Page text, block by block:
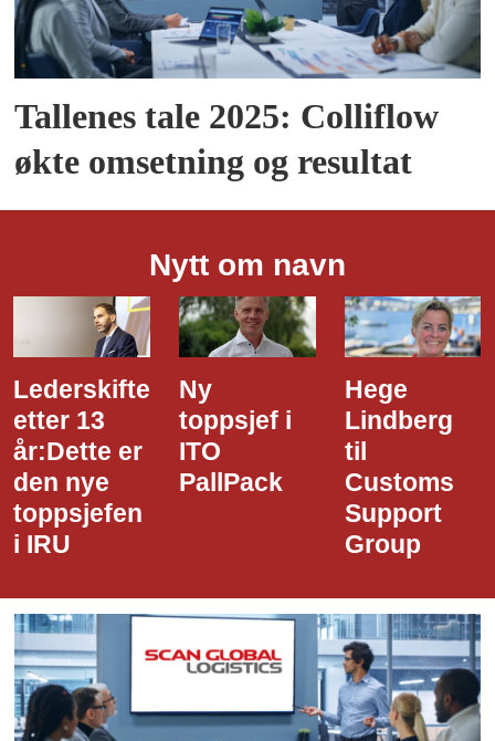
Tallenes tale 2025: Colliflow
økte omsetning og resultat
Nytt om navn
Lederskifte
etter 13
år:Dette er
den nye
toppsjefen
i IRU
Ny
toppsjef i
ITO
PallPack
Hege
Lindberg
til
Customs
Support
Group